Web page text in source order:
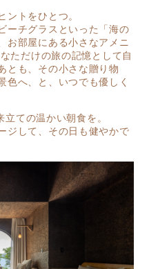
ントをひとつ。
ーチグラスといった「海の
お部屋にある小さなアメニ
ただけの旅の記憶として自
とも、その小さな贈り物
色へ、と、いつでも優しく
ての温かい朝食を。
ジして、その日も健やかで